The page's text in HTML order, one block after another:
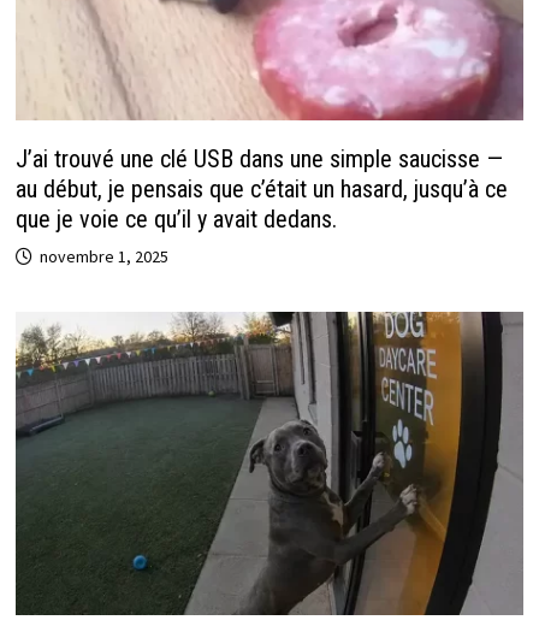
J’ai trouvé une clé USB dans une simple saucisse —
au début, je pensais que c’était un hasard, jusqu’à ce
que je voie ce qu’il y avait dedans.
novembre 1, 2025